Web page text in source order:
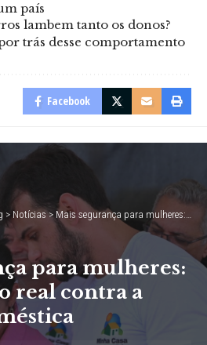
país
lambem tanto os donos?
trás desse comportamento
Facebook
> Notícias> Mais segurança para mulheres: compromisso real contra a violência doméstica
para mulheres:
real contra a